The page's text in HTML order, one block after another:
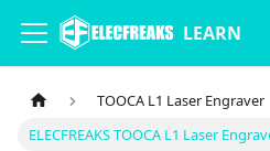
LEARN
TOOCA L1 Laser Engraver
ELECFREAKS TOOCA L1 Laser